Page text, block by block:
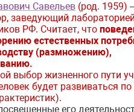
Савельев (род. 1959)
заведующий
РФ. Считает, что
естественных
(размножению),
выбор жизненного пути
будет развиваться
его